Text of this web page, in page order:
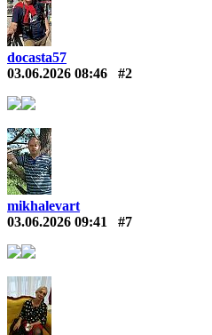
docasta57
03.06.2026 08:46
#2
mikhalevart
03.06.2026 09:41
#7